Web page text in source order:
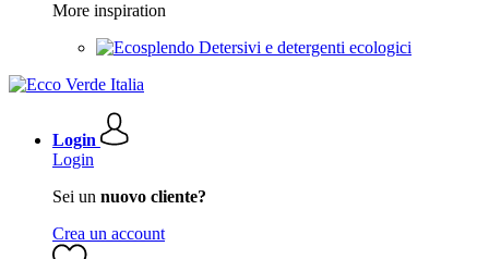
More inspiration
Detersivi e detergenti ecologici
Login
Login
Sei un nuovo cliente?
Crea un account